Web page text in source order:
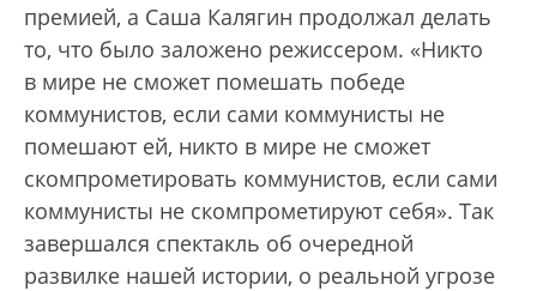
премией, а Саша Калягин продолжал делать
то, что было заложено режиссером. «Никто
в мире не сможет помешать победе
коммунистов, если сами коммунисты не
помешают ей, никто в мире не сможет
скомпрометировать коммунистов, если сами
коммунисты не скомпрометируют себя». Так
завершался спектакль об очередной
развилке нашей истории, о реальной угрозе